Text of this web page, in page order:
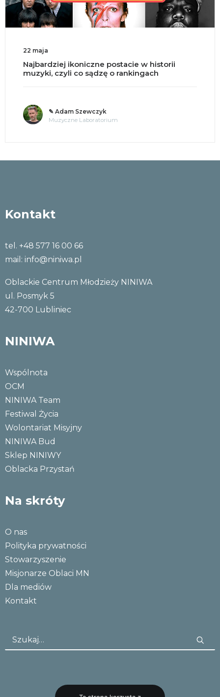
22 maja
Najbardziej ikoniczne postacie w historii
muzyki, czyli co sądzę o rankingach
✎ Adam Szewczyk
Muzyczne Laboratorium
Kontakt
tel. +48 577 16 00 66
mail: info@niniwa.pl
Oblackie Centrum Młodzieży NINIWA
ul. Posmyk 5
42-700 Lubliniec
NINIWA
Wspólnota
OCM
NINIWA Team
Festiwal Życia
Wolontariat Misyjny
NINIWA Bud
Sklep NINIWY
Oblacka Przystań
Na skróty
O nas
Polityka prywatności
Stowarzyszenie
Misjonarze Oblaci MN
Dla mediów
Kontakt